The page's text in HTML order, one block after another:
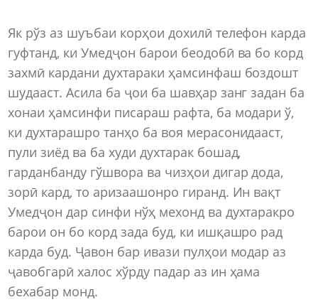
Як рўз аз шуъбаи корҳои дохилӣ телефон карда
гуфтанд, ки Умедҷон барои беодобӣ ва бо корд
захмӣ кардани духтараки ҳамсинфаш боздошт
шудааст. Асила ба ҷои ба шавҳар занг задан ба
хонаи ҳамсинфи писараш рафта, ба модари ў,
ки духтарашро танҳо ба воя мерасонидааст,
пули зиёд ва ба худи духтарак бошад,
гарданбанду гўшвора ва чизҳои дигар дода,
зорӣ кард, то аризаашонро гиранд. Ин вақт
Умедҷон дар синфи нўҳ мехонд ва духтаракро
барои он бо корд зада буд, ки ишқашро рад
карда буд. Ҷавон бар ивази пулҳои модар аз
ҷавобгарӣ халос хўрду падар аз ин ҳама
бехабар монд.